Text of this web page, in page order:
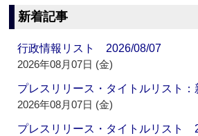
新着記事
行政情報リスト 2026/08/07
2026年08月07日 (金)
プレスリリース・タイトルリスト
2026年08月07日 (金)
プレスリリース・タイトルリスト